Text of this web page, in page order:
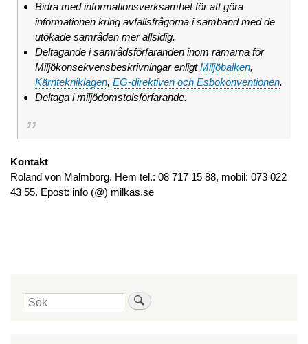
Bidra med informationsverksamhet för att göra
informationen kring avfallsfrågorna i samband med de
utökade samråden mer allsidig.
Deltagande i samrådsförfaranden inom ramarna för
Miljökonsekvensbeskrivningar enligtMiljöbalken,
Kärntekniklagen, EG-direktiven och Esbokonventionen.
Deltaga i miljödomstolsförfarande.
Kontakt
Roland von Malmborg. Hem tel.: 08 717 15 88, mobil: 073 022
43 55. Epost: info (@) milkas.se
Sök